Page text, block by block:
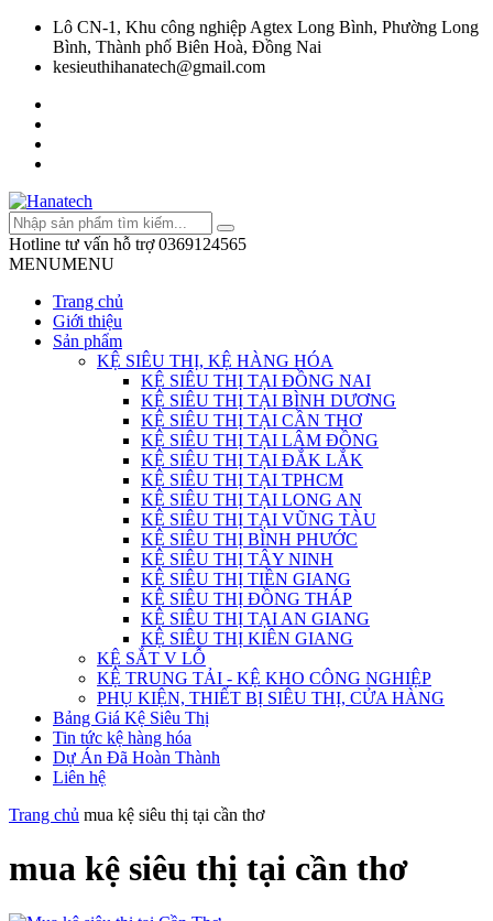
Lô CN-1, Khu công nghiệp Agtex Long Bình, Phường Long
Bình, Thành phố Biên Hoà, Đồng Nai
kesieuthihanatech@gmail.com
Hotline tư vấn hỗ trợ 0369124565
MENUMENU
Trang chủ
Giới thiệu
Sản phẩm
KỆ SIÊU THỊ, KỆ HÀNG HÓA
KỆ SIÊU THỊ TẠI ĐỒNG NAI
KỆ SIÊU THỊ TẠI BÌNH DƯƠNG
KỆ SIÊU THỊ TẠI CẦN THƠ
KỆ SIÊU THỊ TẠI LÂM ĐỒNG
KỆ SIÊU THỊ TẠI ĐẮK LẮK
KỆ SIÊU THỊ TẠI TPHCM
KỆ SIÊU THỊ TẠI LONG AN
KỆ SIÊU THỊ TẠI VŨNG TÀU
KỆ SIÊU THỊ BÌNH PHƯỚC
KỆ SIÊU THỊ TÂY NINH
KỆ SIÊU THỊ TIỀN GIANG
KỆ SIÊU THỊ ĐỒNG THÁP
KỆ SIÊU THỊ TẠI AN GIANG
KỆ SIÊU THỊ KIÊN GIANG
KỆ SẮT V LỖ
KỆ TRUNG TẢI - KỆ KHO CÔNG NGHIỆP
PHỤ KIỆN, THIẾT BỊ SIÊU THỊ, CỬA HÀNG
Bảng Giá Kệ Siêu Thị
Tin tức kệ hàng hóa
Dự Án Đã Hoàn Thành
Liên hệ
Trang chủ mua kệ siêu thị tại cần thơ
mua kệ siêu thị tại cần thơ